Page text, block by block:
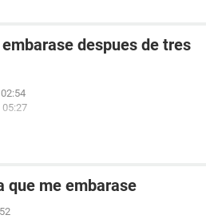
despues de tres
05:27
que me embarase